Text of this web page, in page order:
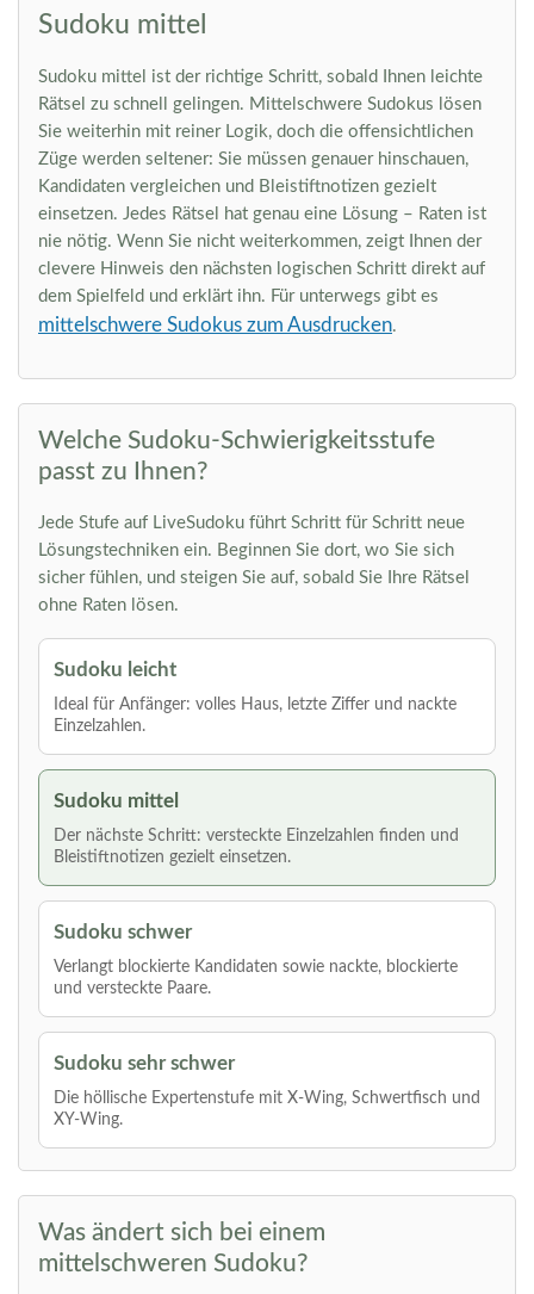
Sudoku mittel
Sudoku mittel ist der richtige Schritt, sobald Ihnen leichte
Rätsel zu schnell gelingen. Mittelschwere Sudokus lösen
Sie weiterhin mit reiner Logik, doch die offensichtlichen
Züge werden seltener: Sie müssen genauer hinschauen,
Kandidaten vergleichen und Bleistiftnotizen gezielt
einsetzen. Jedes Rätsel hat genau eine Lösung – Raten ist
nie nötig. Wenn Sie nicht weiterkommen, zeigt Ihnen der
clevere Hinweis den nächsten logischen Schritt direkt auf
dem Spielfeld und erklärt ihn. Für unterwegs gibt es
mittelschwere Sudokus zum Ausdrucken.
Welche Sudoku-Schwierigkeitsstufe
passt zu Ihnen?
Jede Stufe auf LiveSudoku führt Schritt für Schritt neue
Lösungstechniken ein. Beginnen Sie dort, wo Sie sich
sicher fühlen, und steigen Sie auf, sobald Sie Ihre Rätsel
ohne Raten lösen.
Sudoku leicht
Ideal für Anfänger: volles Haus, letzte Ziffer und nackte
Einzelzahlen.
Sudoku mittel
Der nächste Schritt: versteckte Einzelzahlen finden und
Bleistiftnotizen gezielt einsetzen.
Sudoku schwer
Verlangt blockierte Kandidaten sowie nackte, blockierte
und versteckte Paare.
Sudoku sehr schwer
Die höllische Expertenstufe mit X-Wing, Schwertfisch und
XY-Wing.
Was ändert sich bei einem
mittelschweren Sudoku?